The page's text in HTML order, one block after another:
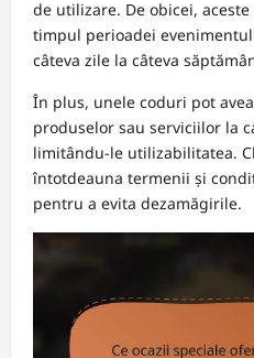
de utilizare. De obicei,
timpul perioadei
câteva zile la câteva
În plus, unele coduri pot
produselor sau serviciilor la
limitându-le utilizabilitatea.
întotdeauna termenii și
pentru a evita dezamăgirile.